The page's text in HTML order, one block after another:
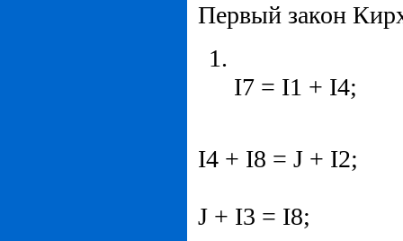
Первый закон
I7 = I1 + I4;
I4 + I8 = J + I2;
J + I3 = I8;